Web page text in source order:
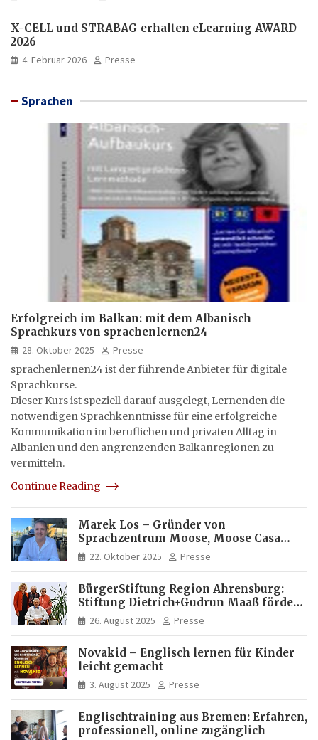
X-CELL und STRABAG erhalten eLearning AWARD
2026
4. Februar 2026 Presse
Sprachen
Erfolgreich im Balkan: mit dem Albanisch
Sprachkurs von sprachenlernen24
28. Oktober 2025
Presse
sprachenlernen24 ist der führende Anbieter für digitale
Sprachkurse.
Dieser Kurs ist speziell darauf ausgelegt, Lernenden die
notwendigen Sprachkenntnisse für eine erfolgreiche
Kommunikation im beruflichen und privaten Alltag in
Albanien und den angrenzenden Balkanregionen zu
vermitteln.
Continue Reading
Marek Los – Gründer von
Sprachzentrum Moose, Moose Casa
Italia und Apartamento Brasil |
Internationaler Experte für Bildung
22. Oktober 2025 Presse
BürgerStiftung Region Ahrensburg:
Stiftung Dietrich+Gudrun Maaß fördert
Deutschkenntnisse von Frauen
26. August 2025 Presse
Novakid – Englisch lernen für Kinder
leicht gemacht
3. August 2025 Presse
Englischtraining aus Bremen: Erfahren,
professionell, online zugänglich